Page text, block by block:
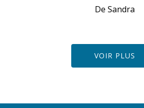
De Sandra
VOIR PLUS